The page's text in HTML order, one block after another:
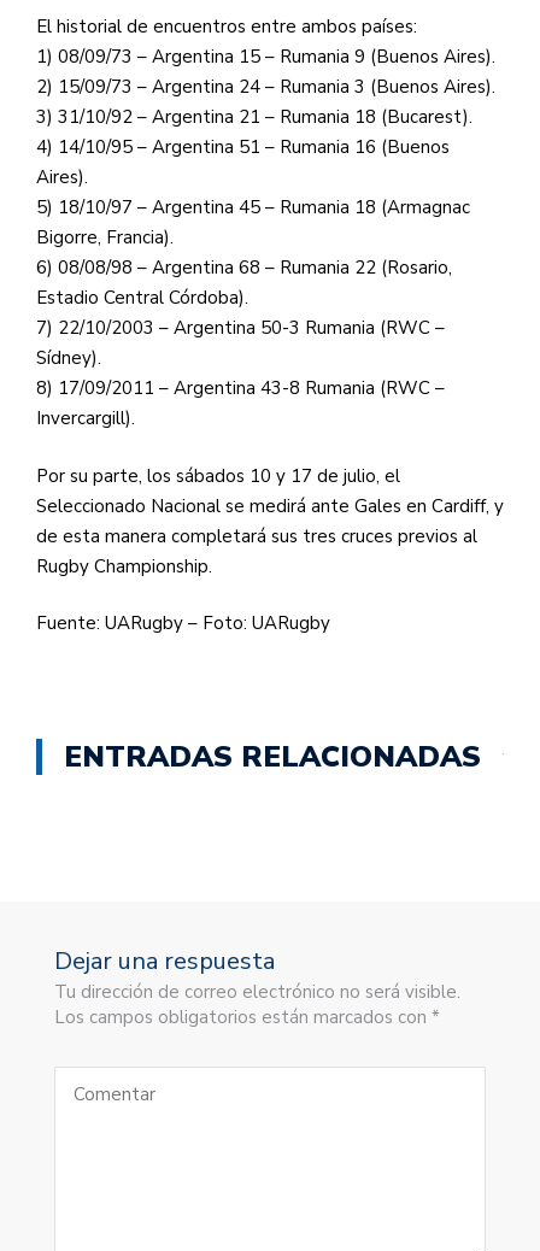
El historial de encuentros entre ambos países:
1) 08/09/73 – Argentina 15 – Rumania 9 (Buenos Aires).
2) 15/09/73 – Argentina 24 – Rumania 3 (Buenos Aires).
3) 31/10/92 – Argentina 21 – Rumania 18 (Bucarest).
4) 14/10/95 – Argentina 51 – Rumania 16 (Buenos
Aires).
5) 18/10/97 – Argentina 45 – Rumania 18 (Armagnac
Bigorre, Francia).
6) 08/08/98 – Argentina 68 – Rumania 22 (Rosario,
Estadio Central Córdoba).
7) 22/10/2003 – Argentina 50-3 Rumania (RWC –
Sídney).
8) 17/09/2011 – Argentina 43-8 Rumania (RWC –
Invercargill).
Por su parte, los sábados 10 y 17 de julio, el
Seleccionado Nacional se medirá ante Gales en Cardiff, y
de esta manera completará sus tres cruces previos al
Rugby Championship.
Fuente: UARugby – Foto: UARugby
ENTRADAS RELACIONADAS
Dejar una respuesta
Tu dirección de correo electrónico no será visible.
Los campos obligatorios están marcados con *